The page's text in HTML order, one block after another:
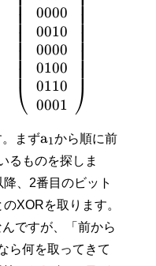
⎝
⎜
⎜⎜⎜⎜⎜⎜⎜⎜
0000
0010
0000
0100
0110
0001 ⎠⎟⎟⎟⎟⎟⎟⎟⎟⎟
まずa1から順に前
るものを探しま
、2番目のビット
のXORを取ります。
ですが、「前から
ら何を取ってきて